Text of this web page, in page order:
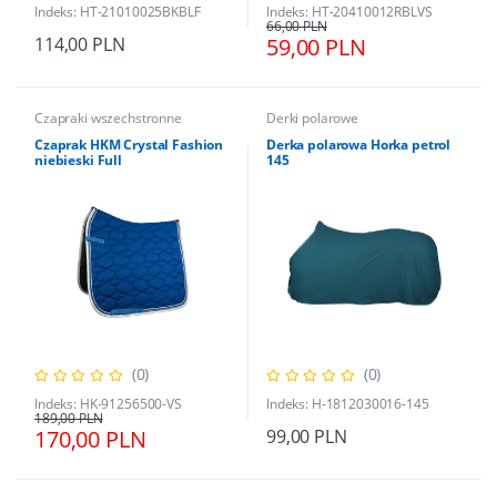
Indeks: HT-21010025BKBLF
114,00 PLN
Indeks: HT-20410012RBLVS
59,00 PLN
66,00 PLN
Czapraki wszechstronne
Czaprak HKM Crystal Fashion
niebieski Full
(0)
Indeks: HK-91256500-VS
170,00 PLN
189,00 PLN
Derki polarowe
Derka polarowa Horka petrol
145
(0)
Indeks: H-1812030016-145
99,00 PLN